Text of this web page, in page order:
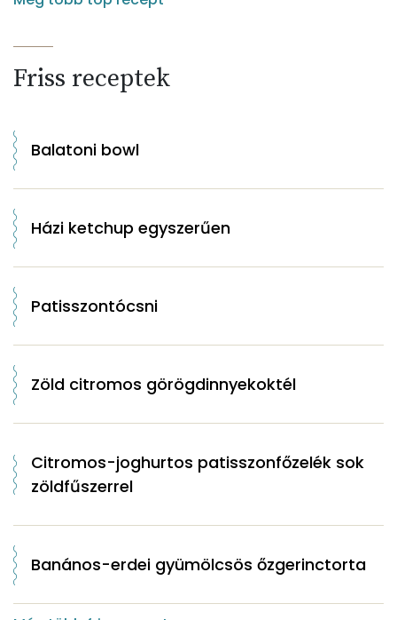
Friss receptek
Balatoni bowl
Házi ketchup egyszerűen
Patisszontócsni
Zöld citromos görögdinnyekoktél
Citromos-joghurtos patisszonfőzelék sok
zöldfűszerrel
Banános-erdei gyümölcsös őzgerinctorta